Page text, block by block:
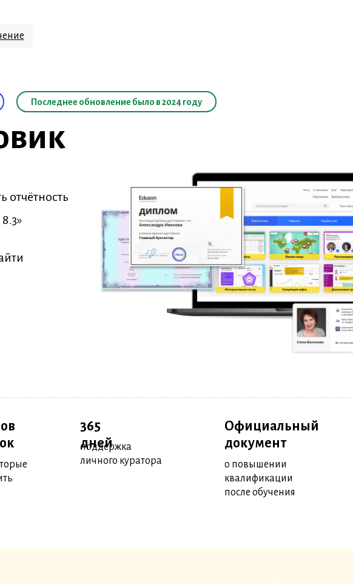
отчётность
365
дней
Официальный
документ
поддержка
личного куратора
о повышении
квалификации
после обучения
Последнее обновление было в 2024 году